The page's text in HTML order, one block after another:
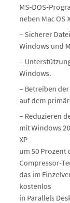
MS-DOS-
neben Mac
– Sicherer
Windows und
–
Windows.
– Betreiben
auf dem
– Reduzieren
mit Windows
XP
um 50 Prozent
Compressor-
das im
kostenlos
in Parallels